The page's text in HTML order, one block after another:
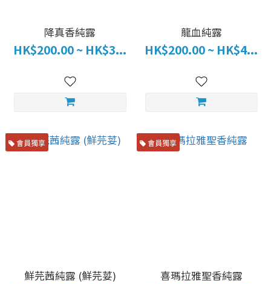
降真香純露
HK$200.00 ~ HK$3...
龍血純露
HK$200.00 ~ HK$4...
會員獨享
鮮芫茜純露 (鮮芫荽)
會員獨享
喜瑪拉雅聖香純露